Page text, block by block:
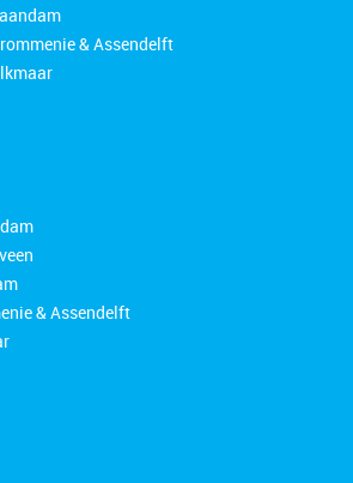
& Assendelft
& Assendelft